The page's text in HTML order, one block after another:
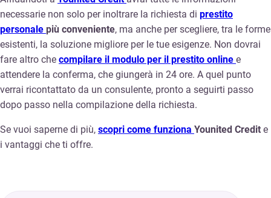
necessarie non solo per inoltrare la richiesta di prestito
personale più conveniente, ma anche per scegliere, tra le forme
esistenti, la soluzione migliore per le tue esigenze. Non dovrai
fare altro che compilare il modulo per il prestito online e
attendere la conferma, che giungerà in 24 ore. A quel punto
verrai ricontattato da un consulente, pronto a seguirti passo
dopo passo nella compilazione della richiesta.
Se vuoi saperne di più, scopri come funziona Younited Credit e
i vantaggi che ti offre.